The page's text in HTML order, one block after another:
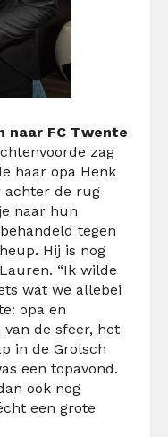
naar FC Twente
zag
haar opa Henk
achter de rug
naar hun
tegen
Hij is nog
“Ik wilde
wat we allebei
opa en
de sfeer, het
in de Grolsch
een topavond.
ook nog
een grote